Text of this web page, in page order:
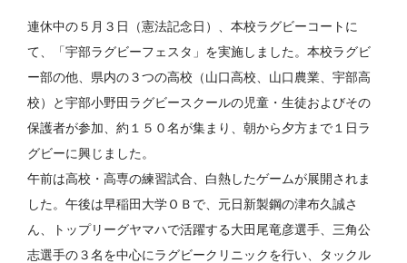
連休中の５月３日（憲法記念日）、本校ラグビーコートに
て、「宇部ラグビーフェスタ」を実施しました。本校ラグビ
ー部の他、県内の３つの高校（山口高校、山口農業、宇部高
校）と宇部小野田ラグビースクールの児童・生徒およびその
保護者が参加、約１５０名が集まり、朝から夕方まで１日ラ
グビーに興じました。
午前は高校・高専の練習試合、白熱したゲームが展開されま
した。午後は早稲田大学ＯＢで、元日新製鋼の津布久誠さ
ん、トップリーグヤマハで活躍する大田尾竜彦選手、三角公
志選手の３名を中心にラグビークリニックを行い、タックル